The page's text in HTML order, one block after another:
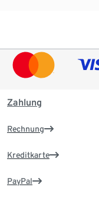
Zahlung
Rechnung
Kreditkarte
PayPal